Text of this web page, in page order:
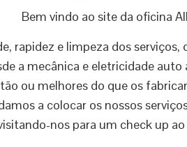
Bem vindo ao site da oficina
rapidez e limpeza dos
a mecânica e eletricidade auto
ou melhores do que os
a colocar os nossos
nos para um check up